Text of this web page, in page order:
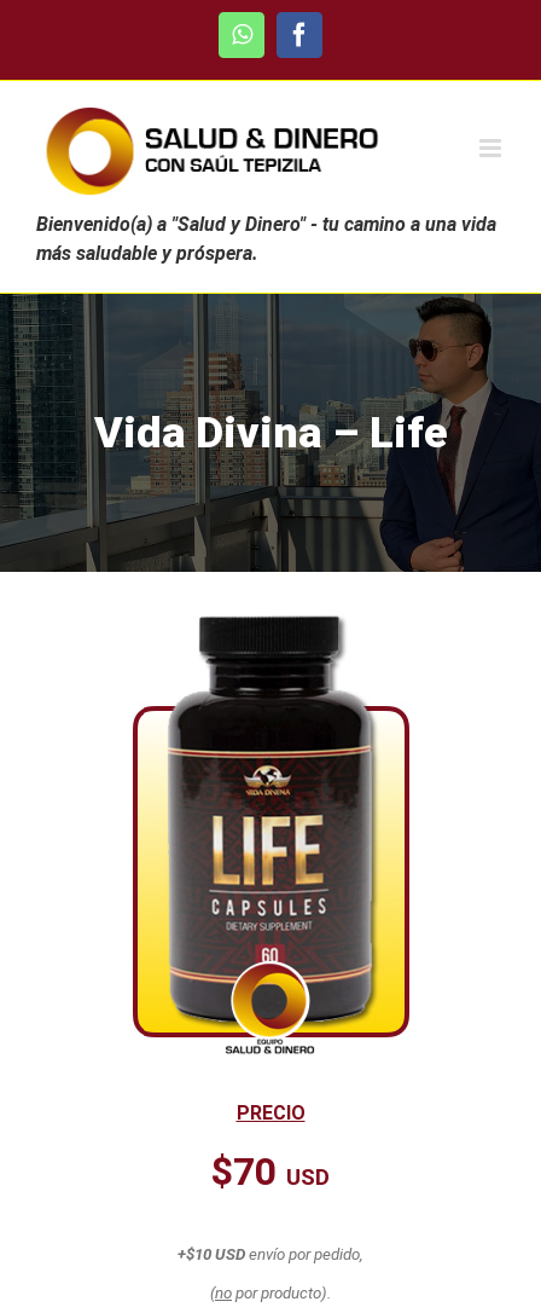
WhatsAppFacebook
Bienvenido(a) a "Salud y Dinero" - tu camino a una vida
más saludable y próspera.
Vida Divina – Life
PRECIO
$70 USD
+$10 USD envío por pedido,
(no por producto).